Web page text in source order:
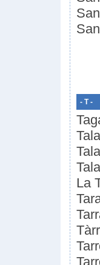
- T -
La